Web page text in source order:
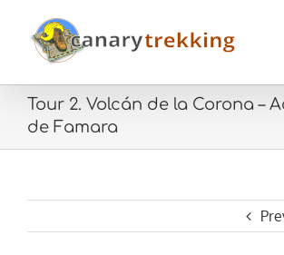
contenido
Tour 2. Volcán de la Corona –
de Famara